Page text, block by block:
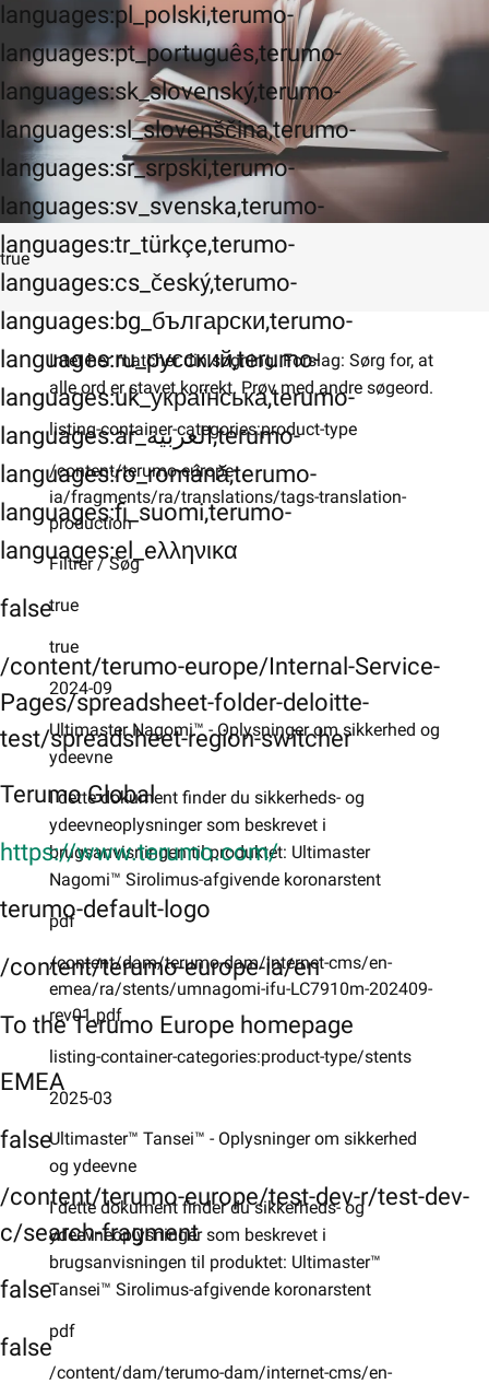
languages:pl_polski,terumo-
languages:pt_português,terumo-
languages:sk_slovenský,terumo-
languages:sl_slovenščina,terumo-
languages:sr_srpski,terumo-
languages:sv_svenska,terumo-
languages:tr_türkçe,terumo-
languages:cs_český,terumo-
languages:bg_български,terumo-
languages:ru_русский,terumo-
languages:uk_українська,terumo-
languages:ar_العربية,terumo-
languages:ro_română,terumo-
languages:fi_suomi,terumo-
languages:el_eλληνικα
false
/content/terumo-europe/Internal-Service-
Pages/spreadsheet-folder-deloitte-
test/spreadsheet-region-switcher
Terumo Global
https://www.terumo.com/
terumo-default-logo
/content/terumo-europe-ia/en
To the Terumo Europe homepage
EMEA
false
/content/terumo-europe/test-dev-r/test-dev-
c/search-fragment
false
false
true
Intet her matcher din søgning. Forslag: Sørg for, at
alle ord er stavet korrekt. Prøv med andre søgeord.
listing-container-categories:product-type
/content/terumo-europe-
ia/fragments/ra/translations/tags-translation-
production
Filtrer / Søg
true
true
2024-09
Ultimaster Nagomi™ - Oplysninger om sikkerhed og
ydeevne
I dette dokument finder du sikkerheds- og
ydeevneoplysninger som beskrevet i
brugsanvisningen til produktet: Ultimaster
Nagomi™ Sirolimus-afgivende koronarstent
pdf
/content/dam/terumo-dam/internet-cms/en-
emea/ra/stents/umnagomi-ifu-LC7910m-202409-
rev01.pdf
listing-container-categories:product-type/stents
2025-03
Ultimaster™ Tansei™ - Oplysninger om sikkerhed
og ydeevne
I dette dokument finder du sikkerheds- og
ydeevneoplysninger som beskrevet i
brugsanvisningen til produktet: Ultimaster™
Tansei™ Sirolimus-afgivende koronarstent
pdf
/content/dam/terumo-dam/internet-cms/en-